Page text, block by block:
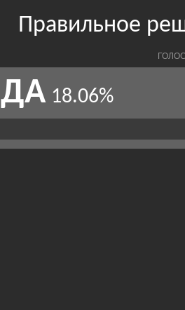
Правильное
ДА 18.06%